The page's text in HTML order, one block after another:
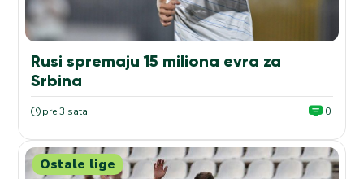
Rusi spremaju 15 miliona evra za
Srbina
pre 3 sata 0
Ostale lige